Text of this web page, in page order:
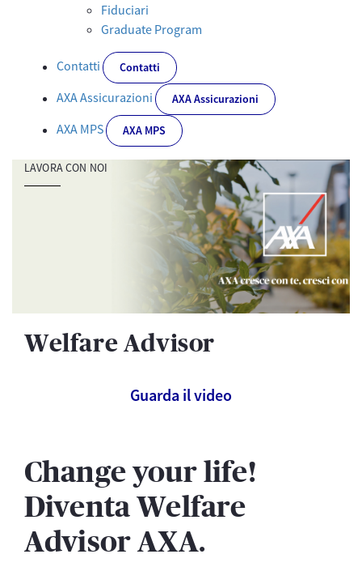
Fiduciari
Graduate Program
Contatti Contatti
AXA Assicurazioni AXA Assicurazioni
AXA MPS AXA MPS
LAVORA CON NOI
Welfare Advisor
Guarda il video
Change your life!
Diventa Welfare
Advisor AXA.